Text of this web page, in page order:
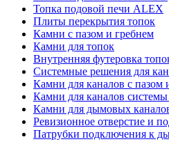
Топка подовой печи ALEX
Плиты перекрытия топок
Камни с пазом и гребнем
Камни для топок
Внутренняя футеровка
Системные решения для
Камни для каналов с пазом
Камни для каналов
Камни для дымовых
Ревизионное отверстие и
Патрубки подключения к